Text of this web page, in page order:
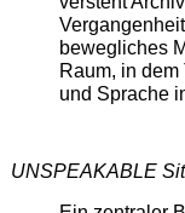
bewegliches
Raum, in
und Sprache
UNSPEAKABLE